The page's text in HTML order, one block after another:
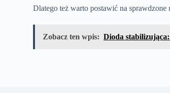
Dlatego też warto postawić na sprawdzone
Zobacz ten wpis: Dioda